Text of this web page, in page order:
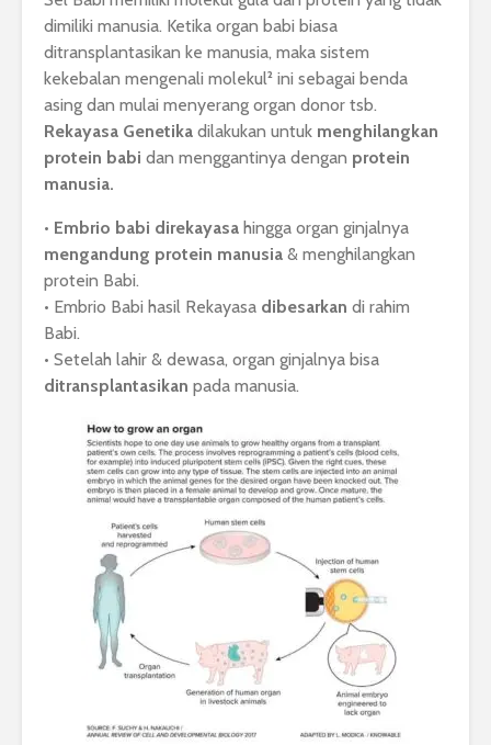
dimiliki manusia. Ketika organ babi biasa
ditransplantasikan ke manusia, maka sistem
kekebalan mengenali molekul² ini sebagai benda
asing dan mulai menyerang organ donor tsb.
Rekayasa Genetika dilakukan untuk menghilangkan
protein babi dan menggantinya dengan protein
manusia.
• Embrio babi direkayasa hingga organ ginjalnya
mengandung protein manusia & menghilangkan
protein Babi.
• Embrio Babi hasil Rekayasa dibesarkan di rahim
Babi.
• Setelah lahir & dewasa, organ ginjalnya bisa
ditransplantasikan pada manusia.